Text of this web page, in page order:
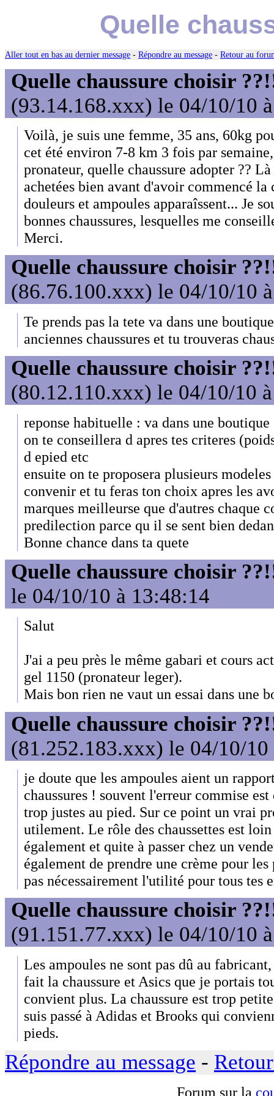
Quelle
Aller tout en bas au dernier message - Répondre au message - Retour au
Quelle chaussure choisir
(93.14.168.xxx) le 04/10/10
Voilà, je suis une femme, 35 ans, 60kg
cet été environ 7-8 km 3 fois par
pronateur, quelle chaussure adopter ??
achetées bien avant d'avoir commencé la
douleurs et ampoules apparaîssent... Je
bonnes chaussures, lesquelles me
Merci.
Quelle chaussure choisir
(86.76.100.xxx) le 04/10/10
Te prends pas la tete va dans une
anciennes chaussures et tu trouveras
Quelle chaussure choisir
(80.12.110.xxx) le 04/10/10
reponse habituelle : va dans une boutique
on te conseillera d apres tes criteres
d epied etc
ensuite on te proposera plusieurs
convenir et tu feras ton choix apres les
marques meilleurse que d'autres chaque
predilection parce qu il se sent bien
Bonne chance dans ta quete
Quelle chaussure choisir
le 04/10/10 à 13:48:14
Salut
J'ai a peu près le même gabari et cours
gel 1150 (pronateur leger).
Mais bon rien ne vaut un essai dans une
Quelle chaussure choisir
(81.252.183.xxx) le 04/10/10
je doute que les ampoules aient un
chaussures ! souvent l'erreur commise
trop justes au pied. Sur ce point un vrai
utilement. Le rôle des chaussettes est
également et quite à passer chez un
également de prendre une crème pour
pas nécessairement l'utilité pour tous tes
Quelle chaussure choisir
(91.151.77.xxx) le 04/10/10
Les ampoules ne sont pas dû au
fait la chaussure et Asics que je portais
convient plus. La chaussure est trop
suis passé à Adidas et Brooks qui
pieds.
Répondre au message -
Forum sur la